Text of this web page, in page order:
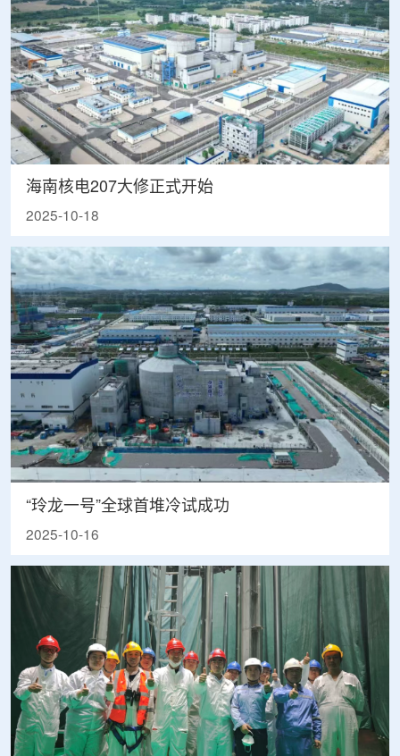
海南核电207大修正式开始
2025-10-18
“玲龙一号”全球首堆冷试成功
2025-10-16